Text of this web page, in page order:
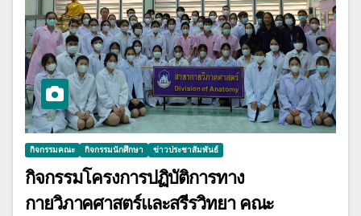
กิจกรรมคณะ กิจกรรมนักศึกษา ข่าวประชาสัมพันธ์
กิจกรรมโครงการปฏิบัติการทาง
กายวิภาคศาสตร์และสรีรวิทยา คณะ